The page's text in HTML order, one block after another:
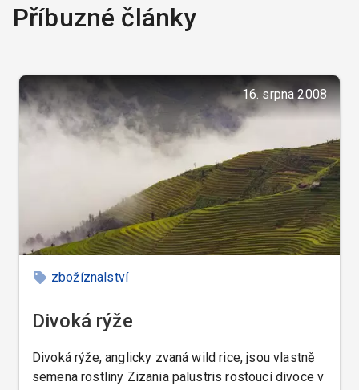
Příbuzné články
16. srpna 2008
zbožíznalství
Divoká rýže
Divoká rýže, anglicky zvaná wild rice, jsou vlastně
semena rostliny Zizania palustris rostoucí divoce v